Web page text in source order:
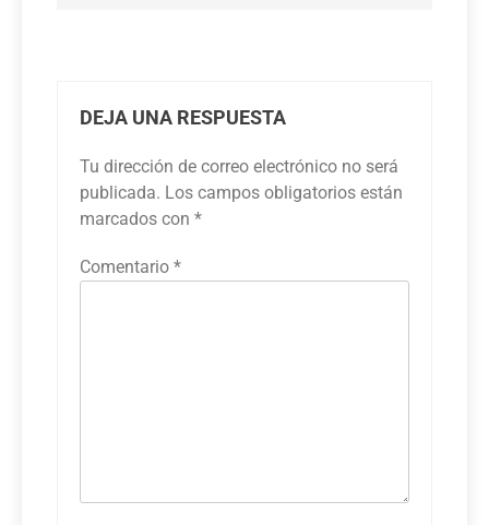
DEJA UNA RESPUESTA
Tu dirección de correo electrónico no será
publicada. Los campos obligatorios están
marcados con *
Comentario *